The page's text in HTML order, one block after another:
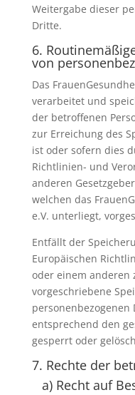
Weitergabe dieser
Dritte.
6.
von
Das
verarbeitet und
der betroffenen
zur Erreichung des
ist oder sofern dies
Richtlinien- und
anderen
welchen das
e.V. unterliegt,
Entfällt der
Europäischen
oder einem anderen
vorgeschriebene
entsprechend den
gesperrt oder
7. Rechte der
a) Recht auf